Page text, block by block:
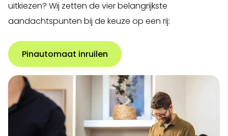
uitkiezen? Wij zetten de vier belangrijkste
aandachtspunten bij de keuze op een rij:
Pinautomaat inruilen